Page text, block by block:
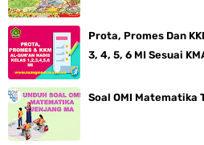
Prota, Promes Dan
3, 4, 5, 6 MI Sesuai
Soal OMI Matematika